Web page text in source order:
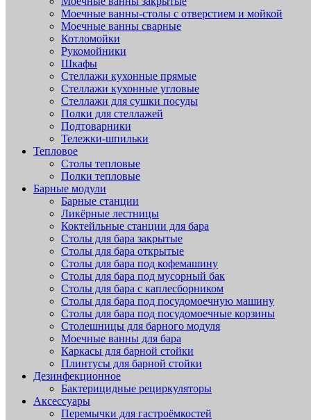
Моечные ванны-столы с отверстием и мойкой
Моечные ванны сварные
Котломойки
Рукомойники
Шкафы
Стеллажи кухонные прямые
Стеллажи кухонные угловые
Стеллажи для сушки посуды
Полки для стеллажей
Подтоварники
Тележки-шпильки
Тепловое
Столы тепловые
Полки тепловые
Барные модули
Барные станции
Ликёрные лестницы
Коктейльные станции для бара
Столы для бара закрытые
Столы для бара открытые
Столы для бара под кофемашину
Столы для бара под мусорный бак
Столы для бара с каплесборником
Столы для бара под посудомоечную машину
Столы для бара под посудомоечные корзины
Столешницы для барного модуля
Моечные ванны для бара
Каркасы для барной стойки
Плинтусы для барной стойки
Дезинфекционное
Бактерицидные рециркуляторы
Аксессуары
Перемычки для гастроёмкостей